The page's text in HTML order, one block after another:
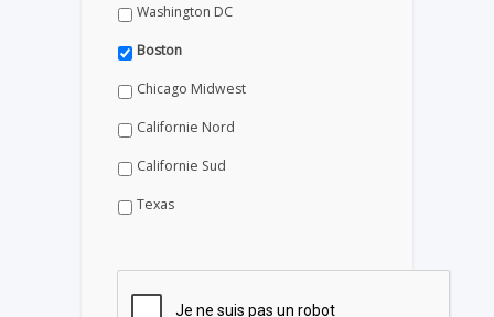
Washington DC
Boston
Chicago Midwest
Californie Nord
Californie Sud
Texas